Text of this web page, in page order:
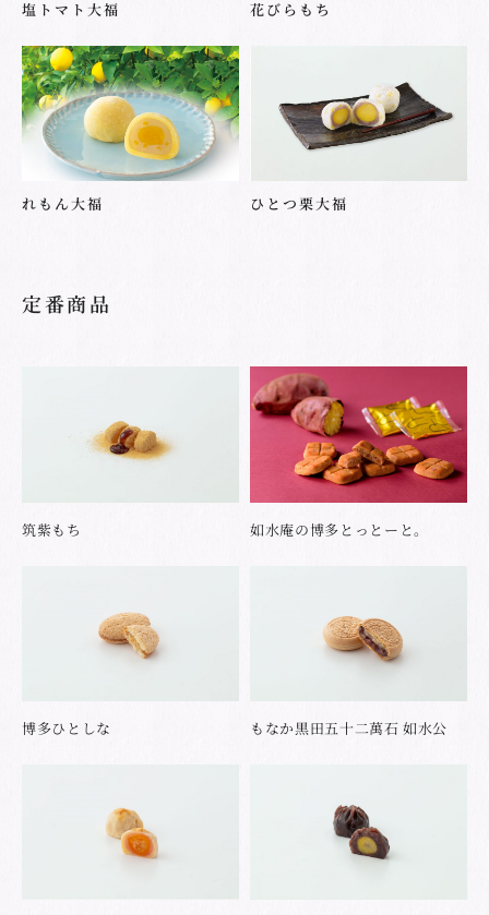
塩トマト大福 花びらもち
れもん大福 ひとつ栗大福
定番商品
筑紫もち 如水庵の博多とっとーと。
博多ひとしな もなか黒田五十二萬石 如水公